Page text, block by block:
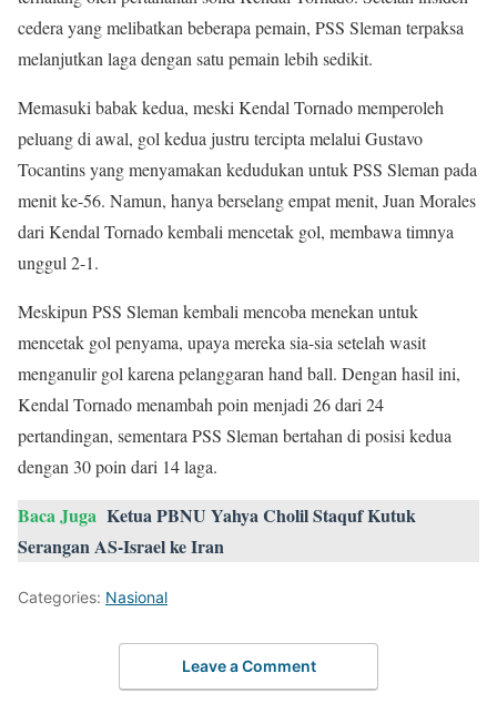
cedera yang melibatkan beberapa pemain, PSS Sleman terpaksa
melanjutkan laga dengan satu pemain lebih sedikit.
Memasuki babak kedua, meski Kendal Tornado memperoleh
peluang di awal, gol kedua justru tercipta melalui Gustavo
Tocantins yang menyamakan kedudukan untuk PSS Sleman pada
menit ke-56. Namun, hanya berselang empat menit, Juan Morales
dari Kendal Tornado kembali mencetak gol, membawa timnya
unggul 2-1.
Meskipun PSS Sleman kembali mencoba menekan untuk
mencetak gol penyama, upaya mereka sia-sia setelah wasit
menganulir gol karena pelanggaran hand ball. Dengan hasil ini,
Kendal Tornado menambah poin menjadi 26 dari 24
pertandingan, sementara PSS Sleman bertahan di posisi kedua
dengan 30 poin dari 14 laga.
Baca Juga Ketua PBNU Yahya Cholil Staquf Kutuk
Serangan AS-Israel ke Iran
Categories: Nasional
Leave a Comment